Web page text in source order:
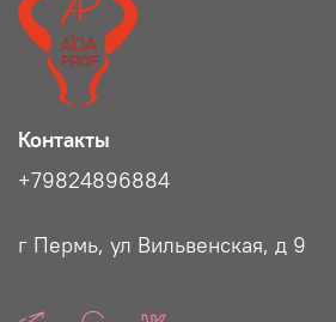
Контакты
+79824896884
г Пермь, ул Вильвенская, д 9